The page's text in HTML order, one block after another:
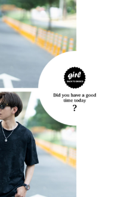
別帳號之用戶狀況，依本公司即
足之情形，本公司將視審查結果
註冊。若發現惡意使用之情形，
使用額度並採取法律行動。